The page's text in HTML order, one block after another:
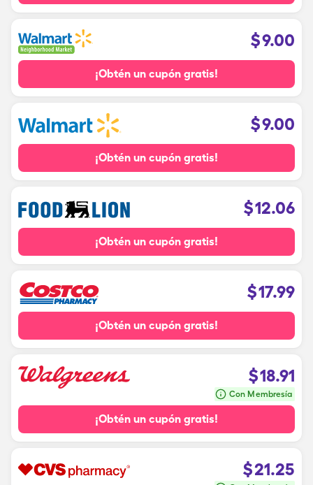
$9.00
¡Obtén un cupón gratis!
$9.00
¡Obtén un cupón gratis!
$12.06
¡Obtén un cupón gratis!
$17.99
¡Obtén un cupón gratis!
$18.91
Con Membresía
¡Obtén un cupón gratis!
$21.25